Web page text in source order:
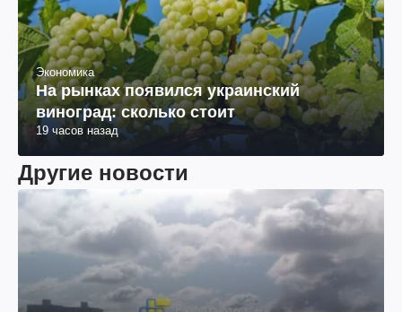
Экономика
На рынках появился украинский
виноград: сколько стоит
19 часов назад
Другие новости